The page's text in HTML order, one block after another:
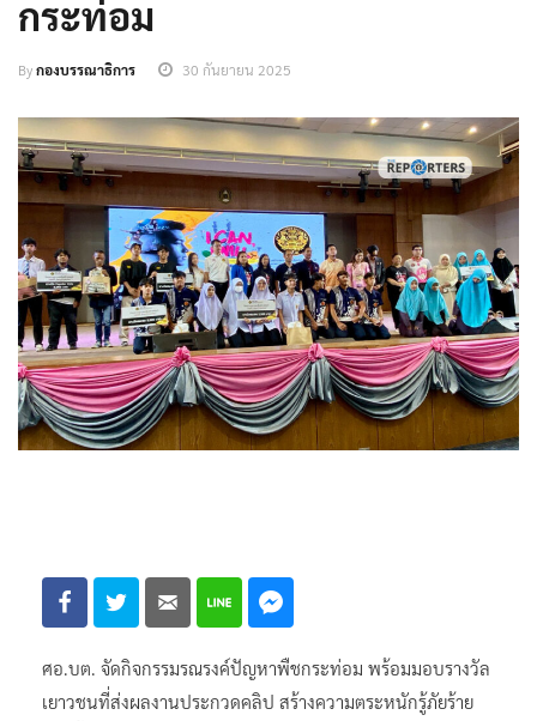
กระท่อม
Byกองบรรณาธิการ 30 กันยายน 2025
ศอ.บต. จัดกิจกรรมรณรงค์ปัญหาพืชกระท่อม พร้อมมอบรางวัล
เยาวชนที่ส่งผลงานประกวดคลิป สร้างความตระหนักรู้ภัยร้าย